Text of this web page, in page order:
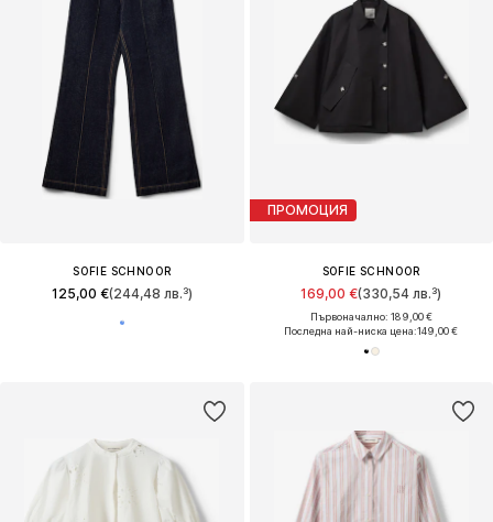
SOFIE SCHNOOR
125,00 €(244,48 лв.³)
ПРОМОЦИЯ
SOFIE SCHNOOR
169,00 €(330,54 лв.³)
Първоначално: 189,00 €
Последна най-ниска цена:149,00 €